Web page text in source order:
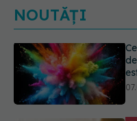
NOUTĂȚI